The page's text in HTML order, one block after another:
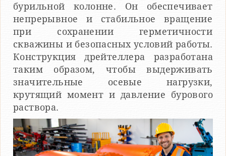
бурильной колонне. Он обеспечивает
непрерывное и стабильное вращение
при сохранении герметичности
скважины и безопасных условий работы.
Конструкция дрейтеллера разработана
таким образом, чтобы выдерживать
значительные осевые нагрузки,
крутящий момент и давление бурового
раствора.